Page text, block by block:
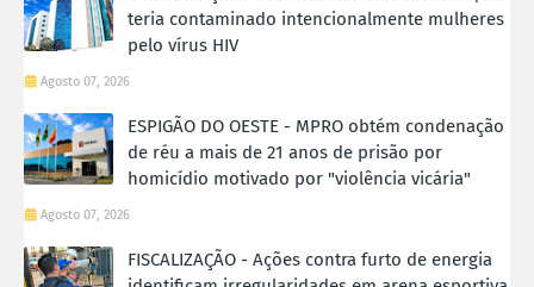
teria contaminado intencionalmente mulheres
pelo vírus HIV
Agosto 07, 2026
ESPIGÃO DO OESTE - MPRO obtém condenação
de réu a mais de 21 anos de prisão por
homicídio motivado por "violência vicária"
Agosto 07, 2026
FISCALIZAÇÃO - Ações contra furto de energia